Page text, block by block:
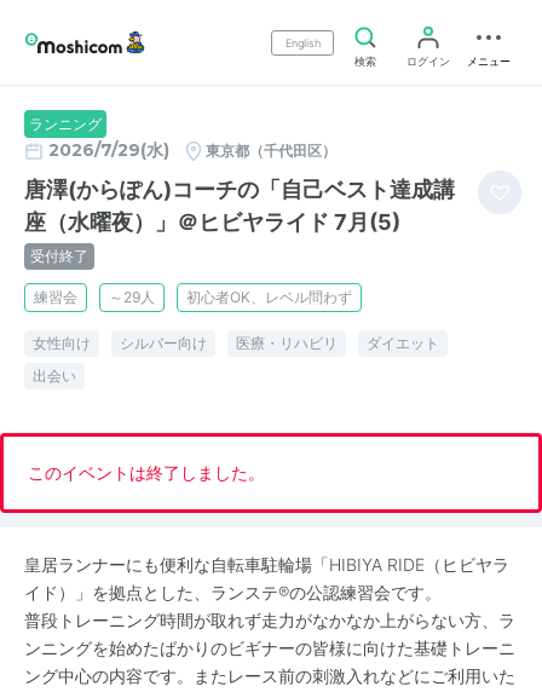
English
検索
ログイン メニュー
ランニング
2026/7/29(水) 東京都（千代田区）
唐澤(からぽん)コーチの「自己ベスト達成講
座（水曜夜）」＠ヒビヤライド 7月(5)
受付終了
練習会 ～29人 初心者OK、レベル問わず
女性向け シルバー向け 医療・リハビリ
ダイエット
出会い
このイベントは終了しました。
皇居ランナーにも便利な自転車駐輪場「HIBIYA RIDE（ヒビヤラ
イド）」を拠点とした、ランステ®の公認練習会です。
普段トレーニング時間が取れず走力がなかなか上がらない方、ラ
ンニングを始めたばかりのビギナーの皆様に向けた基礎トレーニ
ング中心の内容です。またレース前の刺激入れなどにご利用いた